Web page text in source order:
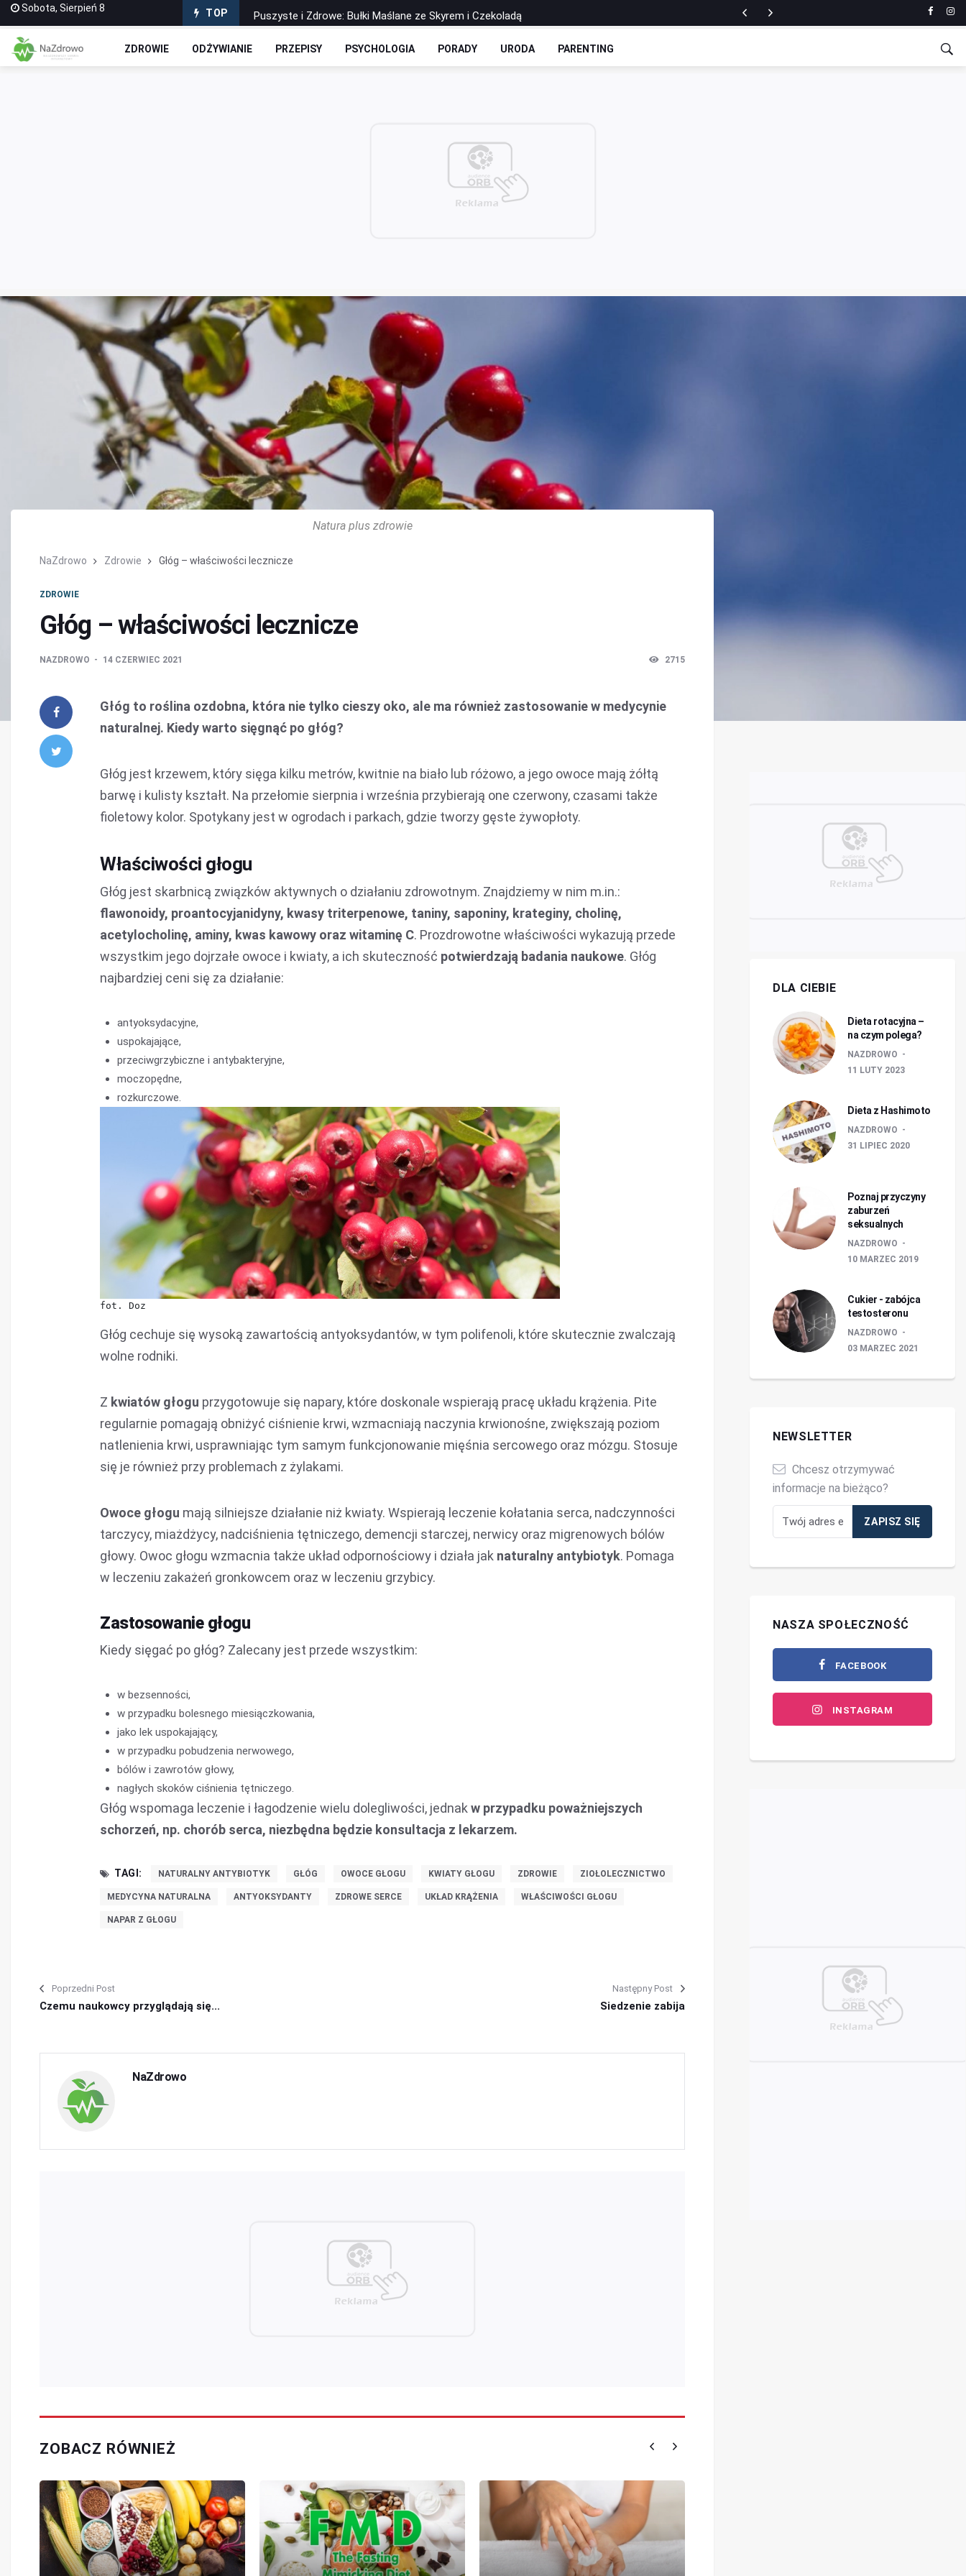
Sobota, Sierpień 8 TOP
Puszyste i Zdrowe: Bułki Maślane ze Skyrem i Czekoladą
ZDROWIE ODŻYWIANIE PRZEPISY PSYCHOLOGIA PORADY URODA PARENTING
Natura plus zdrowie
NaZdrowo Zdrowie Głóg – właściwości lecznicze
ZDROWIE
Głóg – właściwości lecznicze
NAZDROWO 14 CZERWIEC 2021 2715
Głóg to roślina ozdobna, która nie tylko cieszy oko, ale ma również zastosowanie w medycynie
naturalnej. Kiedy warto sięgnąć po głóg?
Głóg jest krzewem, który sięga kilku metrów, kwitnie na biało lub różowo, a jego owoce mają żółtą
barwę i kulisty kształt. Na przełomie sierpnia i września przybierają one czerwony, czasami także
fioletowy kolor. Spotykany jest w ogrodach i parkach, gdzie tworzy gęste żywopłoty.
Właściwości głogu
Głóg jest skarbnicą związków aktywnych o działaniu zdrowotnym. Znajdziemy w nim m.in.:
flawonoidy, proantocyjanidyny, kwasy triterpenowe, taniny, saponiny, krateginy, cholinę,
acetylocholinę, aminy, kwas kawowy oraz witaminę C. Prozdrowotne właściwości wykazują przede
wszystkim jego dojrzałe owoce i kwiaty, a ich skuteczność potwierdzają badania naukowe. Głóg
najbardziej ceni się za działanie:
antyoksydacyjne,
uspokajające,
przeciwgrzybiczne i antybakteryjne,
moczopędne,
rozkurczowe.
fot. Doz
Głóg cechuje się wysoką zawartością antyoksydantów, w tym polifenoli, które skutecznie zwalczają
wolne rodniki.
Z kwiatów głogu przygotowuje się napary, które doskonale wspierają pracę układu krążenia. Pite
regularnie pomagają obniżyć ciśnienie krwi, wzmacniają naczynia krwionośne, zwiększają poziom
natlenienia krwi, usprawniając tym samym funkcjonowanie mięśnia sercowego oraz mózgu. Stosuje
się je również przy problemach z żylakami.
Owoce głogu mają silniejsze działanie niż kwiaty. Wspierają leczenie kołatania serca, nadczynności
tarczycy, miażdżycy, nadciśnienia tętniczego, demencji starczej, nerwicy oraz migrenowych bólów
głowy. Owoc głogu wzmacnia także układ odpornościowy i działa jak naturalny antybiotyk. Pomaga
w leczeniu zakażeń gronkowcem oraz w leczeniu grzybicy.
Zastosowanie głogu
Kiedy sięgać po głóg? Zalecany jest przede wszystkim:
w bezsenności,
w przypadku bolesnego miesiączkowania,
jako lek uspokajający,
w przypadku pobudzenia nerwowego,
bólów i zawrotów głowy,
nagłych skoków ciśnienia tętniczego.
Głóg wspomaga leczenie i łagodzenie wielu dolegliwości, jednak w przypadku poważniejszych
schorzeń, np. chorób serca, niezbędna będzie konsultacja z lekarzem.
TAGI: NATURALNY ANTYBIOTYK GŁÓG OWOCE GŁOGU KWIATY GŁOGU ZDROWIE ZIOŁOLECZNICTWO
MEDYCYNA NATURALNA ANTYOKSYDANTY ZDROWE SERCE UKŁAD KRĄŻENIA WŁAŚCIWOŚCI GŁOGU
NAPAR Z GŁOGU
Poprzedni Post
Czemu naukowcy przyglądają się...
Następny Post
Siedzenie zabija
NaZdrowo
ZOBACZ RÓWNIEŻ
DLA CIEBIE
Dieta rotacyjna –
na czym polega?
NAZDROWO
11 LUTY 2023
Dieta z Hashimoto
NAZDROWO
31 LIPIEC 2020
Poznaj przyczyny
zaburzeń
seksualnych
NAZDROWO
10 MARZEC 2019
Cukier - zabójca
testosteronu
NAZDROWO
03 MARZEC 2021
NEWSLETTER
Chcesz otrzymywać
informacje na bieżąco?
NASZA SPOŁECZNOŚĆ
FACEBOOK
INSTAGRAM